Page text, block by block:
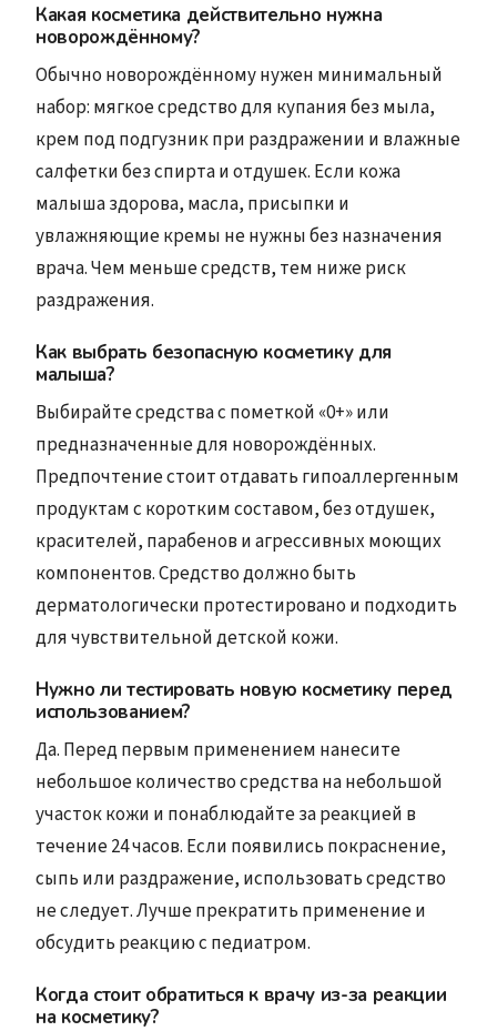
Какая косметика действительно нужна
новорождённому?
Обычно новорождённому нужен минимальный
набор: мягкое средство для купания без мыла,
крем под подгузник при раздражении и влажные
салфетки без спирта и отдушек. Если кожа
малыша здорова, масла, присыпки и
увлажняющие кремы не нужны без назначения
врача. Чем меньше средств, тем ниже риск
раздражения.
Как выбрать безопасную косметику для
малыша?
Выбирайте средства с пометкой «0+» или
предназначенные для новорождённых.
Предпочтение стоит отдавать гипоаллергенным
продуктам с коротким составом, без отдушек,
красителей, парабенов и агрессивных моющих
компонентов. Средство должно быть
дерматологически протестировано и подходить
для чувствительной детской кожи.
Нужно ли тестировать новую косметику перед
использованием?
Да. Перед первым применением нанесите
небольшое количество средства на небольшой
участок кожи и понаблюдайте за реакцией в
течение 24 часов. Если появились покраснение,
сыпь или раздражение, использовать средство
не следует. Лучше прекратить применение и
обсудить реакцию с педиатром.
Когда стоит обратиться к врачу из-за реакции
на косметику?